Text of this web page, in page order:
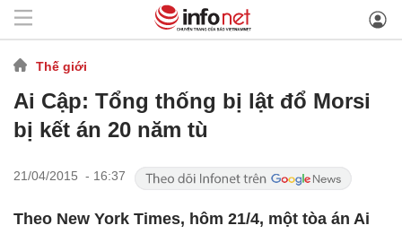
Thế giới
Ai Cập: Tổng thống bị lật đổ Morsi
bị kết án 20 năm tù
21/04/2015 - 16:37
Theo New York Times, hôm 21/4, một tòa án Ai